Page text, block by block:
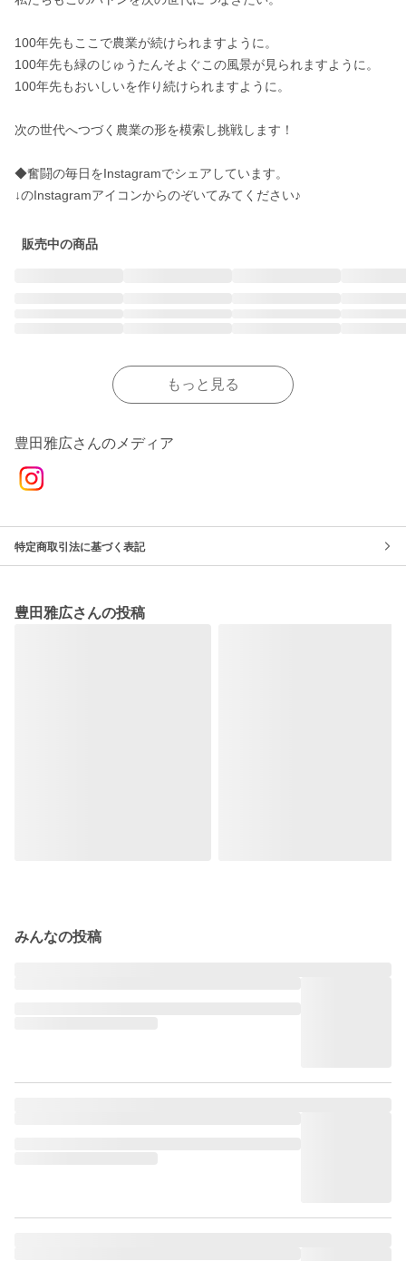
100年先もここで農業が続けられますように。
100年先も緑のじゅうたんそよぐこの風景が見られますように。
100年先もおいしいを作り続けられますように。
次の世代へつづく農業の形を模索し挑戦します！
◆奮闘の毎日をInstagramでシェアしています。
販売中の商品
もっと見る
豊田雅広さんのメディア
特定商取引法に基づく表記
豊田雅広さんの投稿
みんなの投稿